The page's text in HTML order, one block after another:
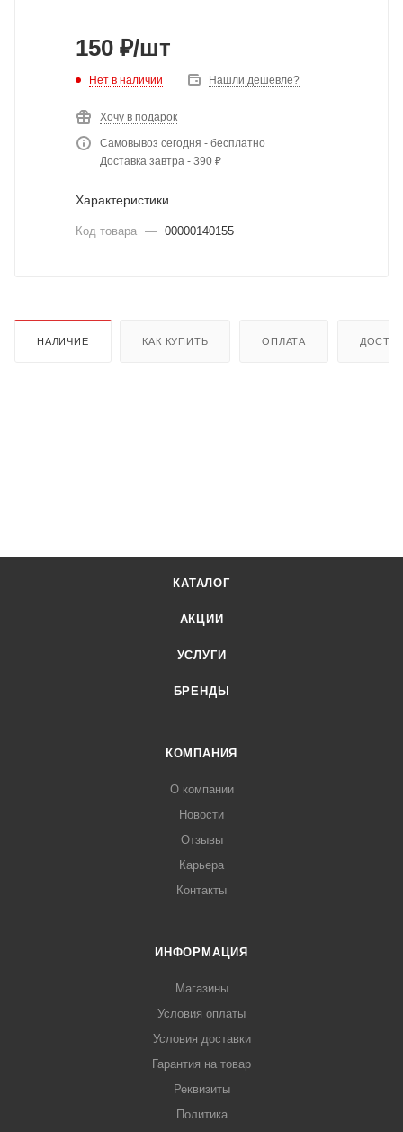
150 ₽/шт
Нет в наличии Нашли дешевле?
Хочу в подарок
Самовывоз сегодня - бесплатно
Доставка завтра - 390 ₽
Характеристики
Код товара — 00000140155
НАЛИЧИЕ КАК КУПИТЬ ОПЛАТА
КАТАЛОГ
АКЦИИ
УСЛУГИ
БРЕНДЫ
КОМПАНИЯ
О компании
Новости
Отзывы
Карьера
Контакты
ИНФОРМАЦИЯ
Магазины
Условия оплаты
Условия доставки
Гарантия на товар
Реквизиты
Политика